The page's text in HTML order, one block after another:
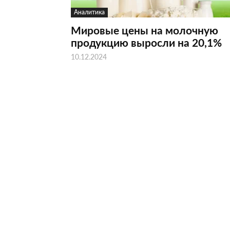
Аналитика
Мировые цены на молочную
продукцию выросли на 20,1%
10.12.2024